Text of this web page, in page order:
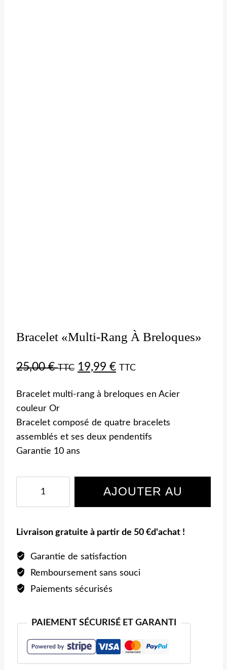
Bracelet «multi-Rang À Breloques»
25,00€ TTC 19,99 € TTC
Bracelet multi-rang à breloques en Acier
couleur Or
Bracelet composé de quatre bracelets
assemblés et ses deux pendentifs
Garantie 10 ans
à
breloques»
AJOUTER AU
Livraison gratuite à partir de 50 €d'achat !
Garantie de satisfaction
Remboursement sans souci
Paiements sécurisés
PAIEMENT SÉCURISÉ ET GARANTI